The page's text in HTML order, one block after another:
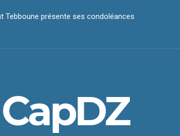
Tebboune présente ses condoléances
instance d’arbitrage international
CapDZ